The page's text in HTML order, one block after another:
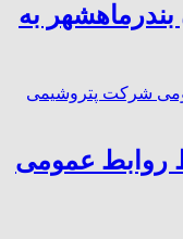
به
روابط عمومی